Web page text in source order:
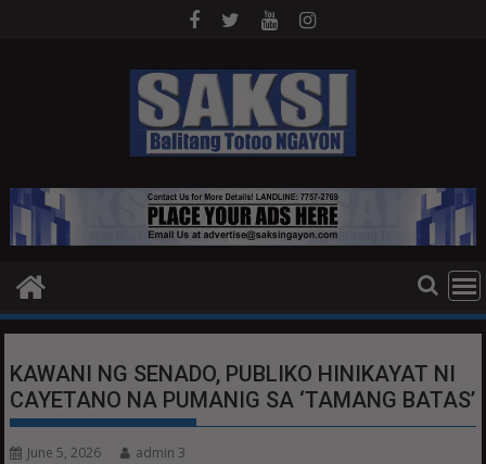
KAWANI NG SENADO, PUBLIKO HINIKAYAT NI
CAYETANO NA PUMANIG SA ‘TAMANG BATAS’
June 5, 2026 admin 3